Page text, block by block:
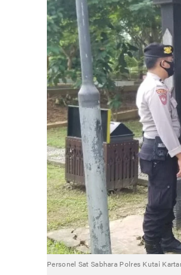
Personel Sat Sabhara Polres Kutai